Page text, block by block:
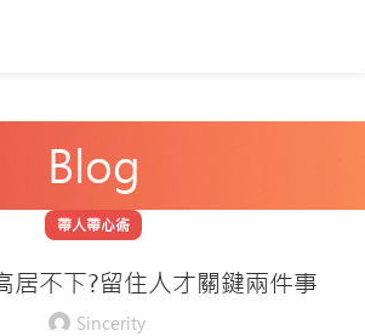
Blog
帶人帶心術
居不下?留住人才關鍵兩件事
Sincerity